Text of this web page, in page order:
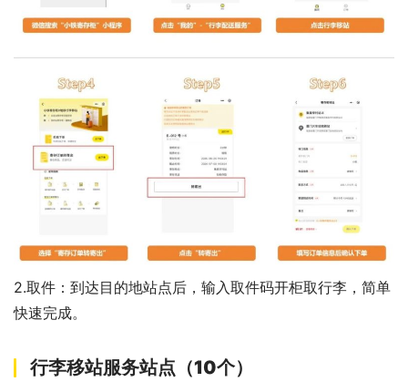
2.取件：到达目的地站点后，输入取件码开柜取行李，简单
快速完成。
行李移站服务站点（10个）